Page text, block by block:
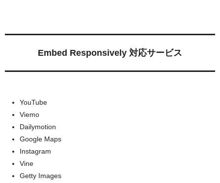
Embed Responsively 対応サービス
YouTube
Viemo
Dailymotion
Google Maps
Instagram
Vine
Getty Images